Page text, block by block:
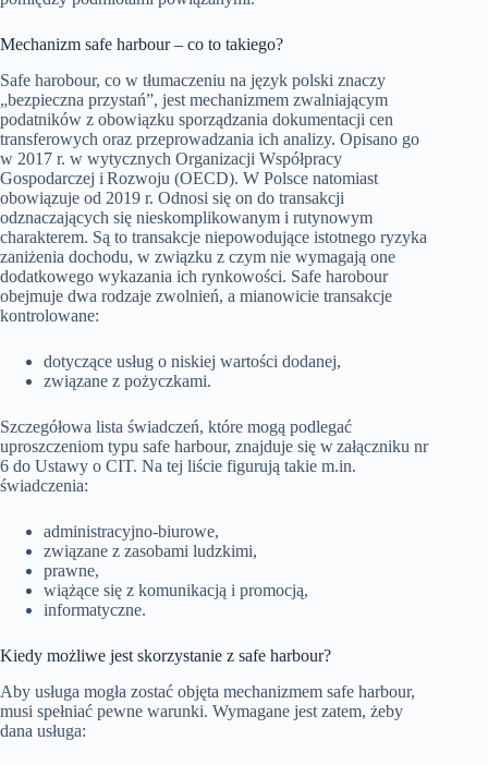
Mechanizm safe harbour – co to takiego?
Safe harobour, co w tłumaczeniu na język polski znaczy
„bezpieczna przystań”, jest mechanizmem zwalniającym
podatników z obowiązku sporządzania dokumentacji cen
transferowych oraz przeprowadzania ich analizy. Opisano go
w 2017 r. w wytycznych Organizacji Współpracy
Gospodarczej i Rozwoju (OECD). W Polsce natomiast
obowiązuje od 2019 r. Odnosi się on do transakcji
odznaczających się nieskomplikowanym i rutynowym
charakterem. Są to transakcje niepowodujące istotnego ryzyka
zaniżenia dochodu, w związku z czym nie wymagają one
dodatkowego wykazania ich rynkowości. Safe harobour
obejmuje dwa rodzaje zwolnień, a mianowicie transakcje
kontrolowane:
dotyczące usług o niskiej wartości dodanej,
związane z pożyczkami.
Szczegółowa lista świadczeń, które mogą podlegać
uproszczeniom typu safe harbour, znajduje się w załączniku nr
6 do Ustawy o CIT. Na tej liście figurują takie m.in.
świadczenia:
administracyjno-biurowe,
związane z zasobami ludzkimi,
prawne,
wiążące się z komunikacją i promocją,
informatyczne.
Kiedy możliwe jest skorzystanie z safe harbour?
Aby usługa mogła zostać objęta mechanizmem safe harbour,
musi spełniać pewne warunki. Wymagane jest zatem, żeby
dana usługa: